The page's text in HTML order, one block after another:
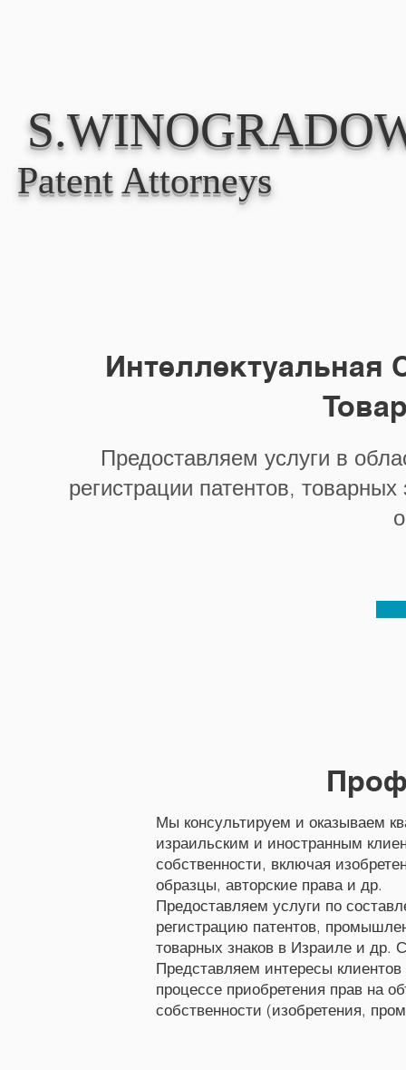
Patent Attorneys
Интеллектуальная
Предоставляем услуги в
регистрации патентов,
Мы консультируем и оказываем
израильским и иностранным
собственности, включая
образцы, авторские права и др.
Предоставляем услуги по
регистрацию патентов,
товарных знаков в Израиле и др.
Представляем интересы
процессе приобретения прав на
собственности (изобретения,